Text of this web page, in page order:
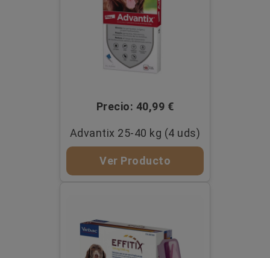
Precio: 40,99 €
Advantix 25-40 kg (4 uds)
Ver Producto